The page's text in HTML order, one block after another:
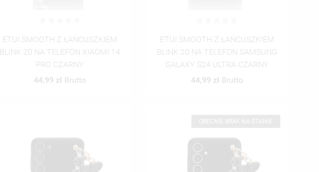
ETUI SMOOTH Z ŁAŃCUSZKIEM
BLINK 20 NA TELEFON XIAOMI 14
PRO CZARNY
44,99 zł Brutto
ETUI SMOOTH Z ŁAŃCUSZKIEM
BLINK 20 NA TELEFON SAMSUNG
GALAXY S24 ULTRA CZARNY
44,99 zł Brutto